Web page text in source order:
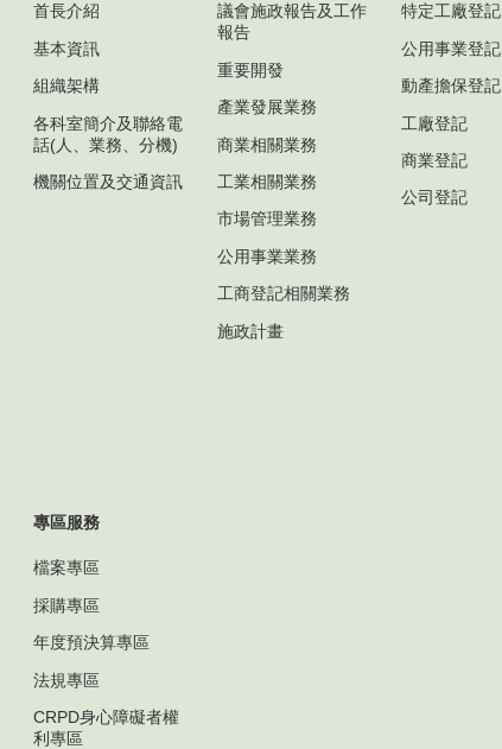
首長介紹
基本資訊
組織架構
各科室簡介及聯絡電
話(人、業務、分機)
機關位置及交通資訊
議會施政報告及工作
報告
重要開發
產業發展業務
商業相關業務
工業相關業務
市場管理業務
公用事業業務
工商登記相關業務
施政計畫
特定工廠登記
公用事業登記
動產擔保登記
工廠登記
商業登記
公司登記
專區服務
檔案專區
採購專區
年度預決算專區
法規專區
CRPD身心障礙者權
利專區